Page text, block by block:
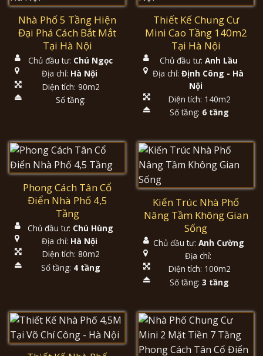
Nhà Phố 5 Tầng Hiện
Đại Phá Cách Bắt Mắt
Tại Hà Nội
Chủ đầu tư: Chú Ngọc
Địa chỉ: Hà Nội
Diện tích: 90m2
Số tầng:
Thiết Kế Chung Cư
Mini Cao Tầng 140m2
Tại Hà Nội
Chủ đầu tư: Anh Lầu
Địa chỉ: Định Công - Hà
Nội
Diện tích: 140m2
Số tầng: 6 tầng
Phong Cách Tân Cổ
Điển Nhà Phố 4,5
Tầng
Chủ đầu tư: Chú Hùng
Địa chỉ: Hà Nội
Diện tích: 80m2
Số tầng: 4 tầng
Kiến Trúc Nhà Phố
Nâng Tầm Không Gian
Sống
Chủ đầu tư: Anh Cường
Địa chỉ:
Diện tích: 100m2
Số tầng: 3 tầng